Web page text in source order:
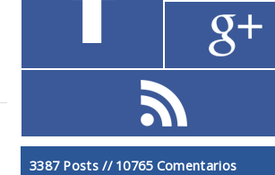
3387 Posts // 10765 Comentarios